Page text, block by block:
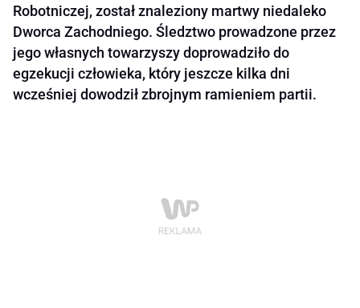
Robotniczej, został znaleziony martwy niedaleko
Dworca Zachodniego. Śledztwo prowadzone przez
jego własnych towarzyszy doprowadziło do
egzekucji człowieka, który jeszcze kilka dni
wcześniej dowodził zbrojnym ramieniem partii.